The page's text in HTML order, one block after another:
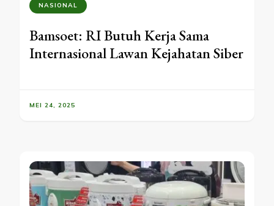
NASIONAL
Bamsoet: RI Butuh Kerja Sama
Internasional Lawan Kejahatan Siber
MEI 24, 2025